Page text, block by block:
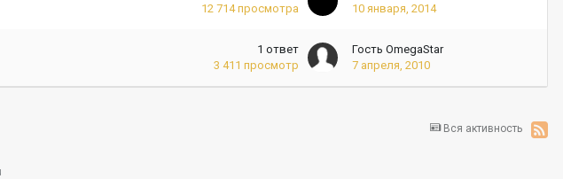
12 714 просмотра
10 января, 2014
1 ответ
3 411 просмотр
Гость OmegaStar
7 апреля, 2010
Вся активность